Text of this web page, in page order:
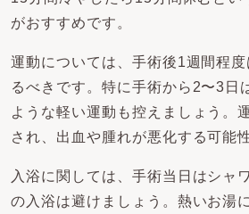
がおすすめです。
運動については、手術後1週間程
るべきです。特に手術から2〜3日
ような軽い運動も控えましょう。
され、出血や腫れが悪化する可能
入浴に関しては、手術当日はシャ
の入浴は避けましょう。熱いお湯